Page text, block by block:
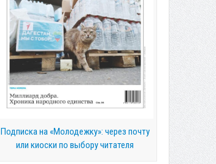
Подписка на «Молодежку»: через почту
или киоски по выбору читателя